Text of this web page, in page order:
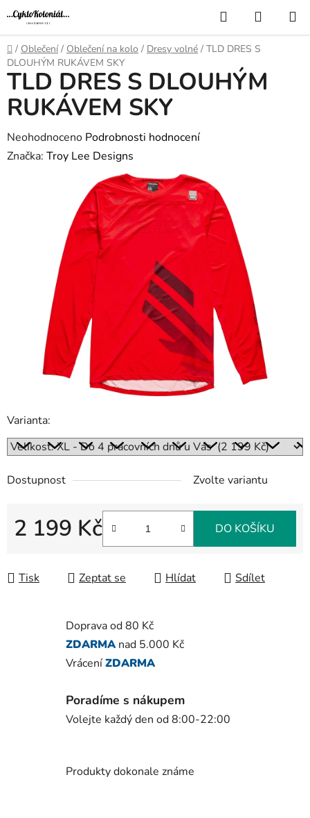
Přejít
na
obsah
Hledat
KOŠÍK
Domů
/ Oblečení / Oblečení na kolo / Dresy volné / TLD DRES S
DLOUHÝM RUKÁVEM SKY
Varianta:
Dostupnost Zvolte variantu
2 199 Kč DO KOŠÍKU
Tisk Zeptat se Hlídat Sdílet
TLD DRES S DLOUHÝM
RUKÁVEM SKY
Průměrné
hodnocení
Neohodnoceno Podrobnosti hodnocení
Značka: Troy Lee Designs
Doprava od 80 Kč
ZDARMA nad 5.000 Kč
VráceníZDARMA
Poradíme s nákupem
Volejte každý den od 8:00-22:00
Produkty dokonale známe